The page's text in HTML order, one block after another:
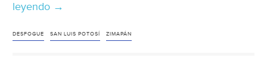
leyendo San
Potosí
→
DESFOGUE SAN LUIS POTOSÍ ZIMAPÁN